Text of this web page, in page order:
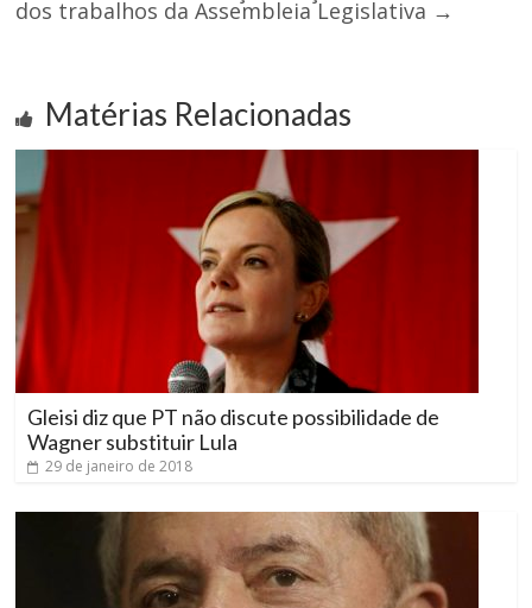
dos trabalhos da Assembleia Legislativa →
Matérias Relacionadas
Gleisi diz que PT não discute possibilidade de
Wagner substituir Lula
29 de janeiro de 2018